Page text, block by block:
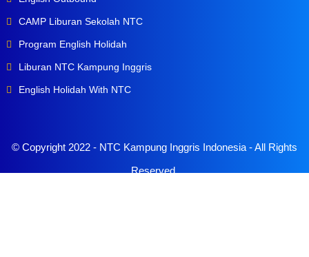
CAMP Liburan Sekolah NTC
Program English Holidah
Liburan NTC Kampung Inggris
English Holidah With NTC
© Copyright 2022 - NTC Kampung Inggris Indonesia - All Rights
Reserved.